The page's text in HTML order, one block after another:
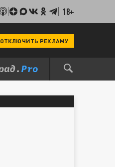
18+
ОТКЛЮЧИТЬ РЕКЛАМУ